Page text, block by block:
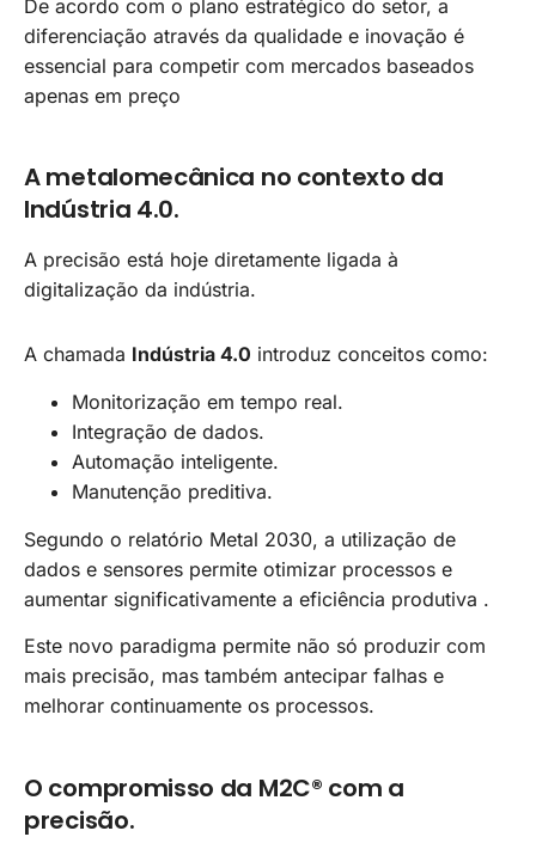
De acordo com o plano estratégico do setor, a
diferenciação através da qualidade e inovação é
essencial para competir com mercados baseados
apenas em preço
A metalomecânica no contexto da
Indústria 4.0.
A precisão está hoje diretamente ligada à
digitalização da indústria.
A chamada Indústria 4.0 introduz conceitos como:
Monitorização em tempo real.
Integração de dados.
Automação inteligente.
Manutenção preditiva.
Segundo o relatório Metal 2030, a utilização de
dados e sensores permite otimizar processos e
aumentar significativamente a eficiência produtiva .
Este novo paradigma permite não só produzir com
mais precisão, mas também antecipar falhas e
melhorar continuamente os processos.
O compromisso da M2C® com a
precisão.